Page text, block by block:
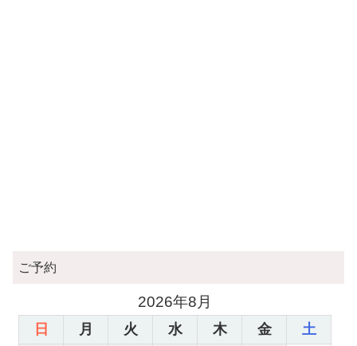
ご予約
2026年8月
日 月 火 水 木 金 土